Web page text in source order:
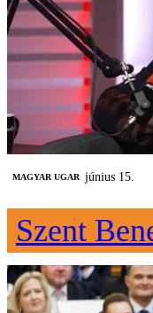
MAGYAR UGAR június 15.
Szent